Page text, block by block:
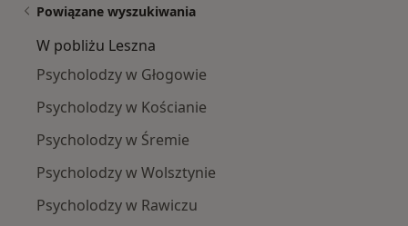
Powiązane wyszukiwania
W pobliżu Leszna
Psycholodzy w Głogowie
Psycholodzy w Kościanie
Psycholodzy w Śremie
Psycholodzy w Wolsztynie
Psycholodzy w Rawiczu